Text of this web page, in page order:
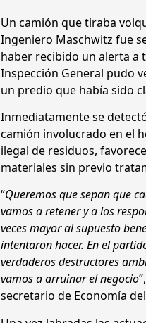
Un camión que tiraba
Ingeniero Maschwitz fue
haber recibido un alerta a
Inspección General pudo
un predio que había sido
Inmediatamente se
camión involucrado en el
ilegal de residuos,
materiales sin previo
“Queremos que sepan que
vamos a retener y a los
veces mayor al supuesto
intentaron hacer. En el
verdaderos destructores
vamos a arruinar el negocio
secretario de Economía